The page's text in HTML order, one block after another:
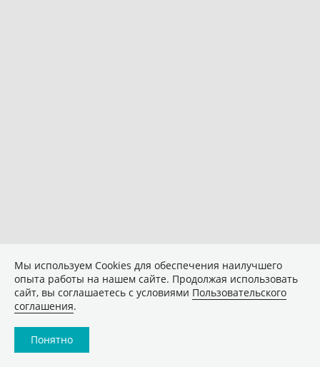
Мы используем Сookies для обеспечения наилучшего
опыта работы на нашем сайте. Продолжая использовать
сайт, вы соглашаетесь с условиями Пользовательского
соглашения.
Понятно